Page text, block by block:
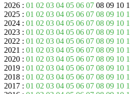
2026 : 01 02 03 04 05 06 07 08 09 10
2025 : 01 02 03 04 05 06 07 08 09 10
2024 : 01 02 03 04 05 06 07 08 09 10
2023 : 01 02 03 04 05 06 07 08 09 10
2022 : 01 02 03 04 05 06 07 08 09 10
2021 : 01 02 03 04 05 06 07 08 09 10
2020 : 01 02 03 04 05 06 07 08 09 10
2019 : 01 02 03 04 05 06 07 08 09 10
2018 : 01 02 03 04 05 06 07 08 09 10
2017 : 01 02 03 04 05 06 07 08 09 10